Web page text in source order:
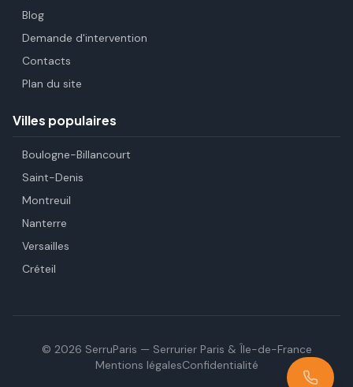
Blog
Demande d'intervention
Contacts
Plan du site
Villes populaires
Boulogne-Billancourt
Saint-Denis
Montreuil
Nanterre
Versailles
Créteil
© 2026 SerruParis — Serrurier Paris & Île-de-France
Mentions légalesConfidentialité